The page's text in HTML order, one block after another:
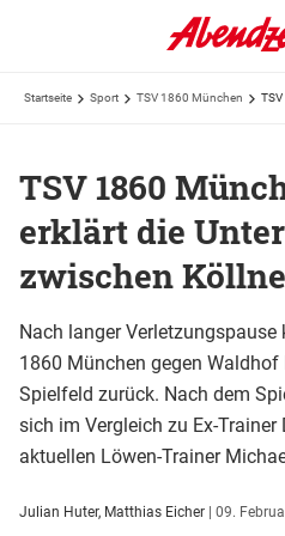
Startseite Sport TSV 1860 München
TSV 1860
erklärt die
zwischen
Nach langer
1860 München gegen
Spielfeld zurück. Nach dem
sich im Vergleich zu Ex-
aktuellen Löwen-Trainer
Julian Huter, Matthias Eicher | 09.